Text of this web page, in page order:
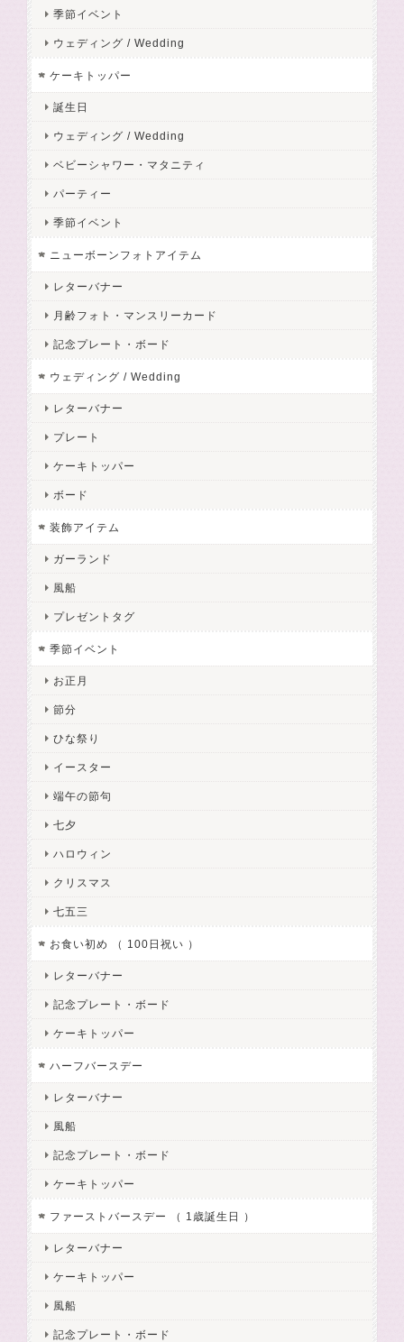
季節イベント
ウェディング / Wedding
ケーキトッパー
誕生日
ウェディング / Wedding
ベビーシャワー・マタニティ
パーティー
季節イベント
ニューボーンフォトアイテム
レターバナー
月齢フォト・マンスリーカード
記念プレート・ボード
ウェディング / Wedding
レターバナー
プレート
ケーキトッパー
ボード
装飾アイテム
ガーランド
風船
プレゼントタグ
季節イベント
お正月
節分
ひな祭り
イースター
端午の節句
七夕
ハロウィン
クリスマス
七五三
お食い初め （ 100日祝い ）
レターバナー
記念プレート・ボード
ケーキトッパー
ハーフバースデー
レターバナー
風船
記念プレート・ボード
ケーキトッパー
ファーストバースデー （ 1歳誕生日 ）
レターバナー
ケーキトッパー
風船
記念プレート・ボード